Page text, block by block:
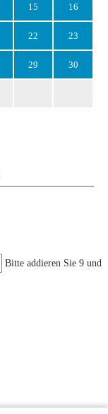
15 16
22 23
29 30
Bitte addieren Sie 9 und